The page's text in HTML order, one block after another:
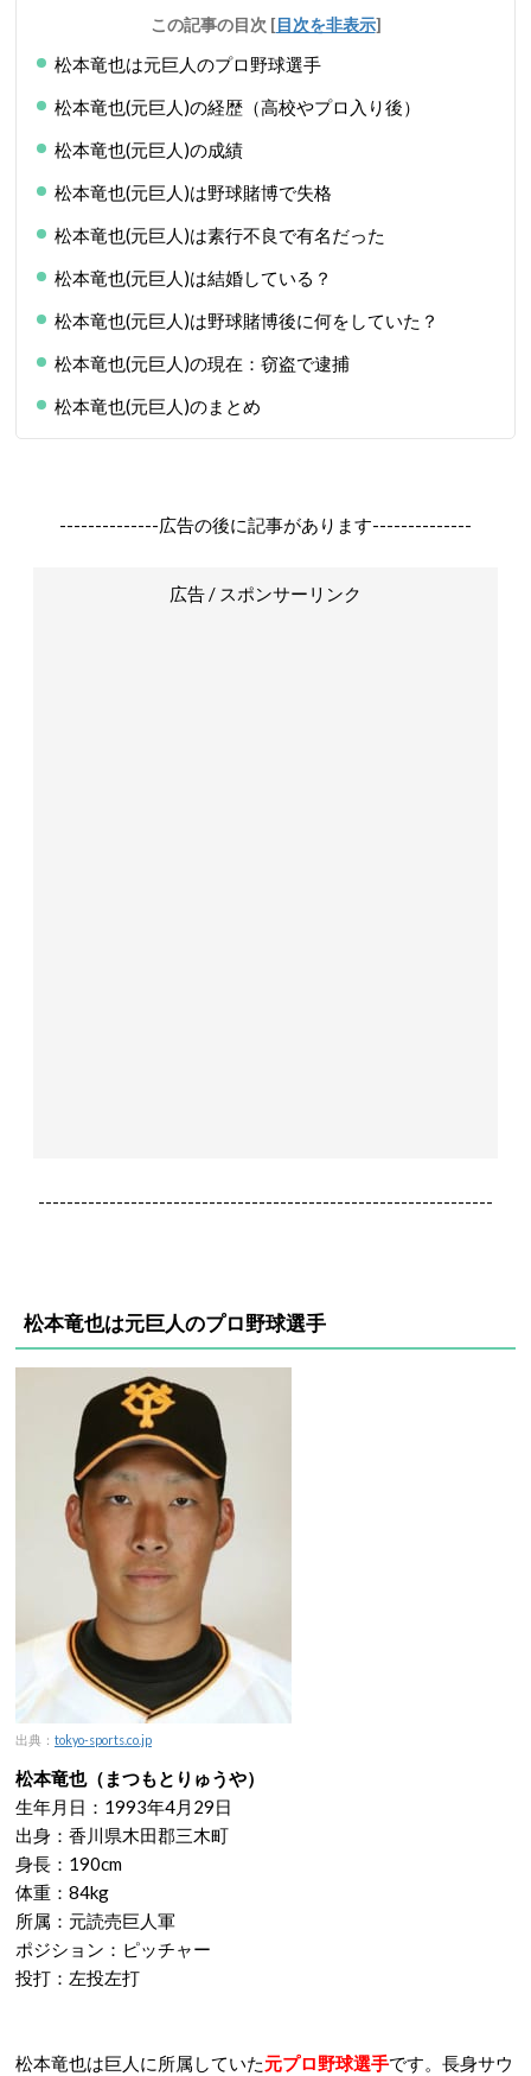
この記事の目次 [目次を非表示]
松本竜也は元巨人のプロ野球選手
松本竜也(元巨人)の経歴（高校やプロ入り後）
松本竜也(元巨人)の成績
松本竜也(元巨人)は野球賭博で失格
松本竜也(元巨人)は素行不良で有名だった
松本竜也(元巨人)は結婚している？
松本竜也(元巨人)は野球賭博後に何をしていた？
松本竜也(元巨人)の現在：窃盗で逮捕
松本竜也(元巨人)のまとめ
--------------広告の後に記事があります--------------
広告 / スポンサーリンク
----------------------------------------------------------------
松本竜也は元巨人のプロ野球選手
出典： tokyo-sports.co.jp
松本竜也（まつもとりゅうや）
生年月日：1993年4月29日
出身：香川県木田郡三木町
身長：190cm
体重：84kg
所属：元読売巨人軍
ポジション：ピッチャー
投打：左投左打
松本竜也は巨人に所属していた元プロ野球選手です。長身サウ